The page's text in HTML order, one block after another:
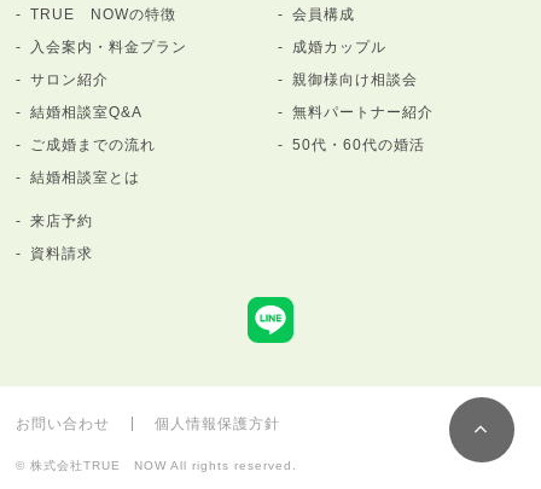
TRUE NOWの特徴
入会案内・料金プラン
サロン紹介
結婚相談室Q&A
ご成婚までの流れ
結婚相談室とは
会員構成
成婚カップル
親御様向け相談会
無料パートナー紹介
50代・60代の婚活
来店予約
資料請求
お問い合わせ 個人情報保護方針
© 株式会社TRUE NOW All rights reserved.